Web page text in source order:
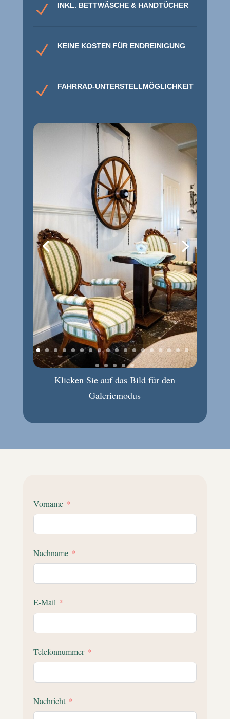
N INKL. BETTWÄSCHE & HANDTÜCHER
N KEINE KOSTEN FÜR ENDREINIGUNG
N FAHRRAD-UNTERSTELLMÖGLICHKEIT
Klicken Sie auf das Bild für den
Galeriemodus
Vorname
Nachname
E-Mail
Telefonnummer
Nachricht